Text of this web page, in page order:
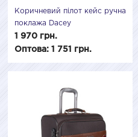
Коричневий пілот кейс ручна
поклажа Dacey
1 970 грн.
Оптова: 1 751 грн.